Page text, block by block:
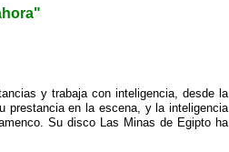
y trabaja con inteligencia, desde la
prestancia en la escena, y la inteligencia
Su disco Las Minas de Egipto ha